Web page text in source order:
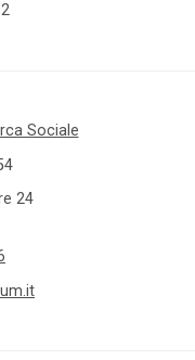
Sociale
24